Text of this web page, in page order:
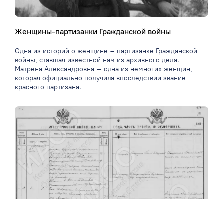
Женщины-партизанки Гражданской войны
Одна из историй о женщине – партизанке Гражданской
войны, ставшая известной нам из архивного дела.
Матрена Александровна – одна из немногих женщин,
которая официально получила впоследствии звание
красного партизана.